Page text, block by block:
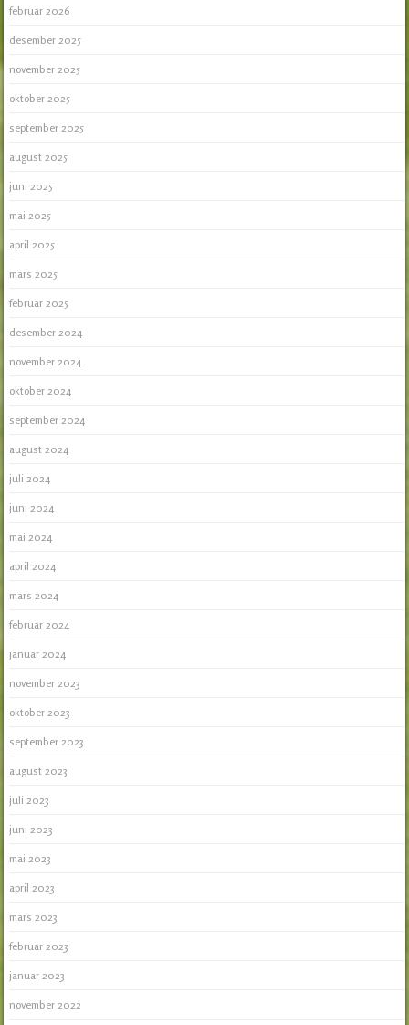
februar 2026
desember 2025
november 2025
oktober 2025
september 2025
august 2025
juni 2025
mai 2025
april 2025
mars 2025
februar 2025
desember 2024
november 2024
oktober 2024
september 2024
august 2024
juli 2024
juni 2024
mai 2024
april 2024
mars 2024
februar 2024
januar 2024
november 2023
oktober 2023
september 2023
august 2023
juli 2023
juni 2023
mai 2023
april 2023
mars 2023
februar 2023
januar 2023
november 2022